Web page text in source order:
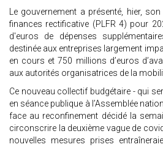
Le gouvernement a présenté, hier,
finances rectificative (PLFR 4) pour
d'euros de dépenses
destinée aux entreprises largement
en cours et 750 millions d’euros
aux autorités organisatrices de la
Ce nouveau collectif budgétaire - qui
en séance publique à l’Assemblée
face au reconfinement décidé la
circonscrire la deuxième vague de
nouvelles mesures prises